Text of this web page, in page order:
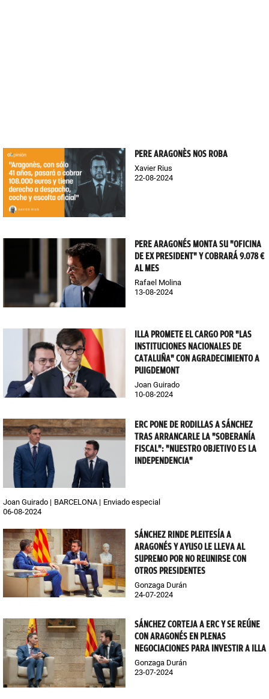
PERE ARAGONÈS NOS ROBA
Xavier Rius
22-08-2024
PERE ARAGONÉS MONTA SU "OFICINA
DE EX PRESIDENT" Y COBRARÁ 9.078 €
AL MES
Rafael Molina
13-08-2024
ILLA PROMETE EL CARGO POR "LAS
INSTITUCIONES NACIONALES DE
CATALUÑA" CON AGRADECIMIENTO A
PUIGDEMONT
Joan Guirado
10-08-2024
ERC PONE DE RODILLAS A SÁNCHEZ
TRAS ARRANCARLE LA "SOBERANÍA
FISCAL": "NUESTRO OBJETIVO ES LA
INDEPENDENCIA"
Joan Guirado BARCELONA
Enviado especial
06-08-2024
SÁNCHEZ RINDE PLEITESÍA A
ARAGONÉS Y AYUSO LE LLEVA AL
SUPREMO POR NO REUNIRSE CON
OTROS PRESIDENTES
Gonzaga Durán
24-07-2024
SÁNCHEZ CORTEJA A ERC Y SE REÚNE
CON ARAGONÉS EN PLENAS
NEGOCIACIONES PARA INVESTIR A ILLA
Gonzaga Durán
23-07-2024